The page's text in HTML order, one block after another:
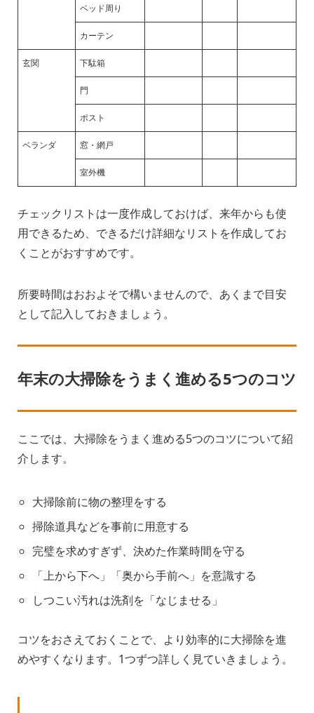
ベッド周り
カーテン
玄関 下駄箱
門
ポスト
ベランダ 窓・網戸
室外機
チェックリストは一度作成しておけば、来年からも使
用できるため、できるだけ詳細なリストを作成してお
くことがおすすめです。
所要時間はおおよそで構いませんので、あくまで目安
として記入しておきましょう。
年末の大掃除をうまく進める5つのコツ
ここでは、大掃除をうまく進める5つのコツについて紹
介します。
大掃除前に物の整理をする
掃除道具などを事前に用意する
完璧を求めすぎず、決めた作業時間を守る
「上から下へ」「奥から手前へ」を意識する
しつこい汚れは洗剤を「なじませる」
コツをおさえておくことで、より効率的に大掃除を進
めやすくなります。1つずつ詳しく見ていきましょう。